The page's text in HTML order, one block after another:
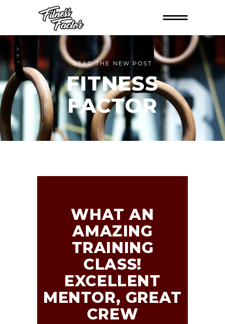
READ THE NEW POST
FITNESS
FACTOR
WHAT AN
AMAZING
TRAINING
CLASS!
EXCELLENT
MENTOR, GREAT
CREW